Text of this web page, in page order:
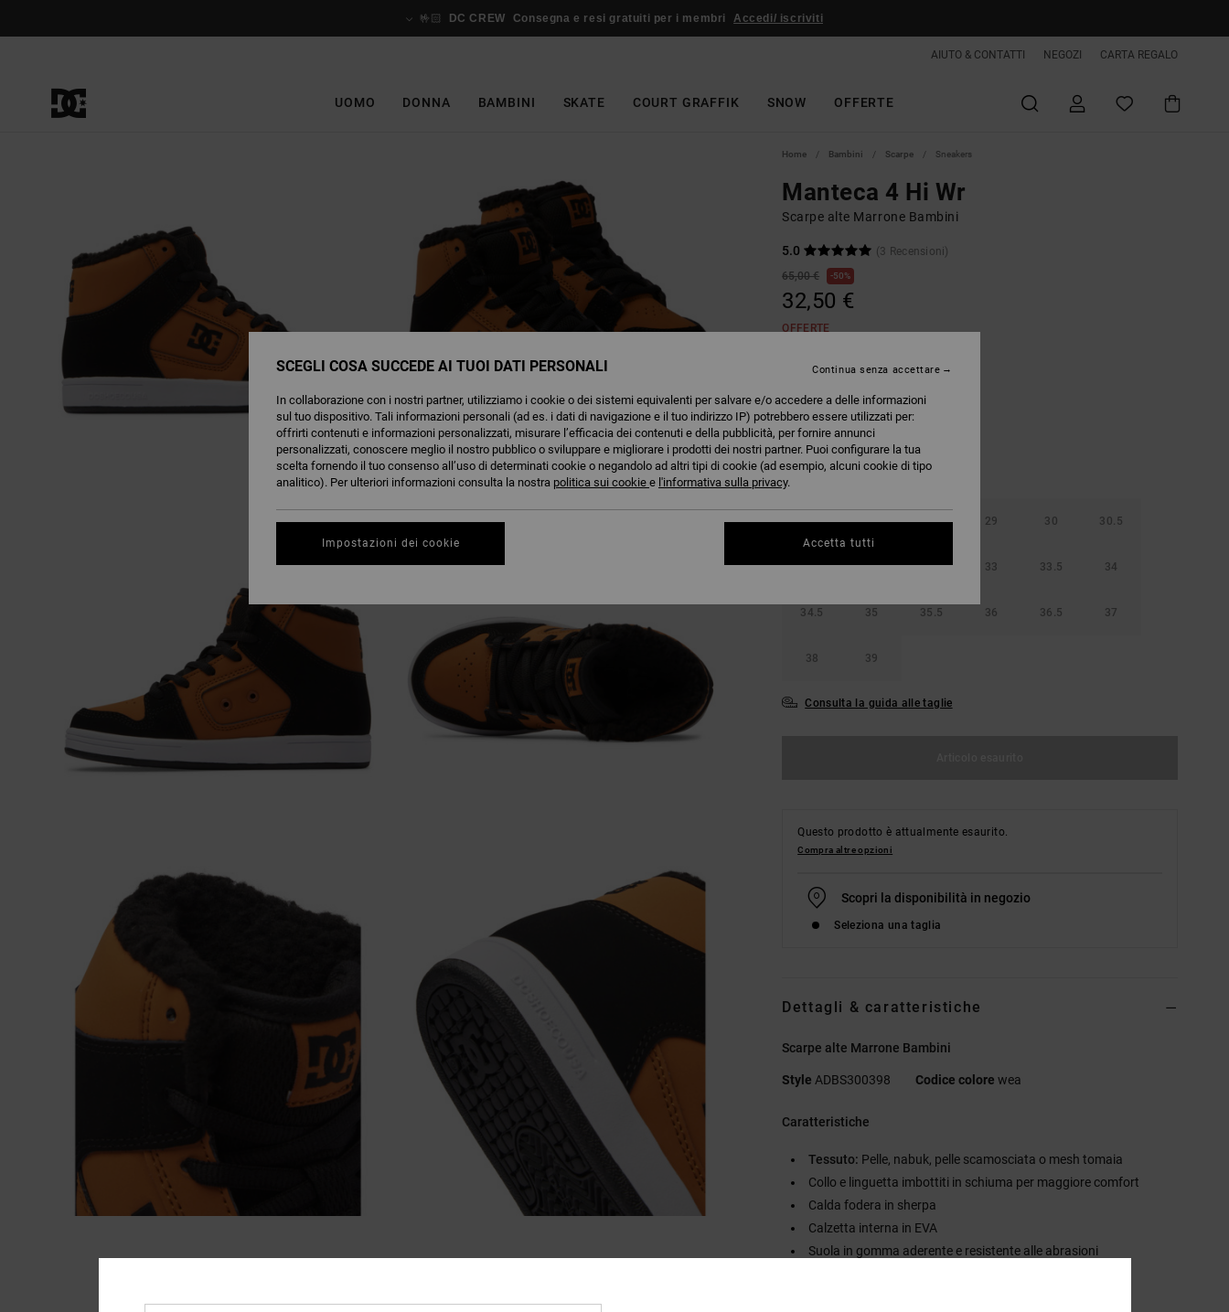
🤟🏻 DC CREW Consegna e resi gratuiti per i membri Accedi/ iscriviti
AIUTO & CONTATTI NEGOZI CARTA REGALO
UOMO DONNA BAMBINI SKATE COURT GRAFFIK SNOW OFFERTE
Home Bambini Scarpe Sneakers
Manteca 4 Hi Wr
Scarpe alte Marrone Bambini
5.0
(3 Recensioni)
65,00 €
50%
32,50 €
OFFERTE
27.5 28 28.5 29 30 30.5
31 32 32.5 33 33.5 34
34.5 35 35.5 36 36.5 37
38 39
Consulta la guida alle taglie
Questo prodotto è attualmente esaurito.
Compra altre opzioni
Scopri la disponibilità in negozio
Seleziona una taglia
Dettagli & caratteristiche
Scarpe alte Marrone Bambini
Style ADBS300398 Codice colore wea
Caratteristiche
Tessuto: Pelle, nabuk, pelle scamosciata o mesh tomaia
Collo e linguetta imbottiti in schiuma per maggiore comfort
Calda fodera in sherpa
Calzetta interna in EVA
Suola in gomma aderente e resistente alle abrasioni
SCEGLI COSA SUCCEDE AI TUOI DATI PERSONALI
In collaborazione con i nostri partner, utilizziamo i cookie o dei sistemi equivalenti per salvare e/o accedere a delle informazioni
sul tuo dispositivo. Tali informazioni personali (ad es. i dati di navigazione e il tuo indirizzo IP) potrebbero essere utilizzati per:
offrirti contenuti e informazioni personalizzati, misurare l’efficacia dei contenuti e della pubblicità, per fornire annunci
personalizzati, conoscere meglio il nostro pubblico o sviluppare e migliorare i prodotti dei nostri partner. Puoi configurare la tua
scelta fornendo il tuo consenso all’uso di determinati cookie o negandolo ad altri tipi di cookie (ad esempio, alcuni cookie di tipo
analitico). Per ulteriori informazioni consulta la nostra politica sui cookie e l'informativa sulla privacy.
Impostazioni dei cookie
Continua senza accettare
Accetta tutti